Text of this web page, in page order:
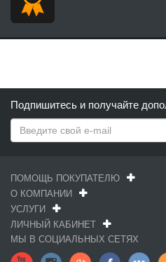
Подпишитесь и получайте
ПОМОЩЬ ПОКУПАТЕЛЮ
О КОМПАНИИ
УСЛУГИ
ЛИЧНЫЙ КАБИНЕТ
МЫ В СОЦИАЛЬНЫХ СЕТЯХ